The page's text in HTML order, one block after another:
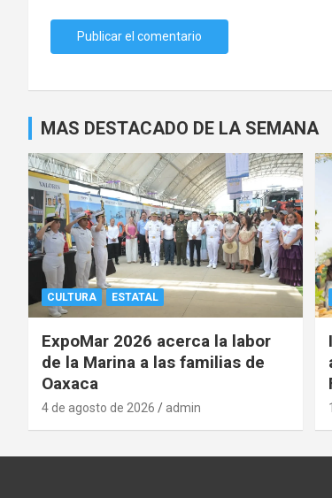
MAS DESTACADO DE LA SEMANA
CULTURA ESTATAL
ExpoMar 2026 acerca la labor
de la Marina a las familias de
Oaxaca
4 de agosto de 2026 admin